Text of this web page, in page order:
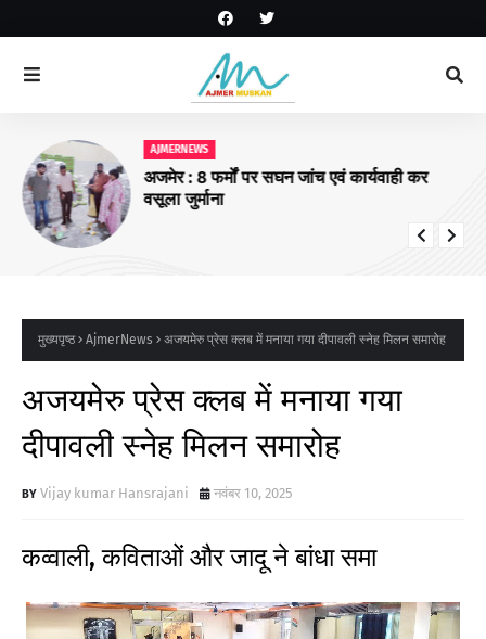
AJMERNEWS
अजमेर : 8 फर्मों पर सघन जांच एवं कार्यवाही कर
वसूला जुर्माना
मुख्यपृष्ठ AjmerNews अजयमेरु प्रेस क्लब में मनाया गया दीपावली स्नेह मिलन समारोह
अजयमेरु प्रेस क्लब में मनाया गया
दीपावली स्नेह मिलन समारोह
Vijay kumar Hansrajani नवंबर 10, 2025
कव्वाली, कविताओं और जादू ने बांधा समा